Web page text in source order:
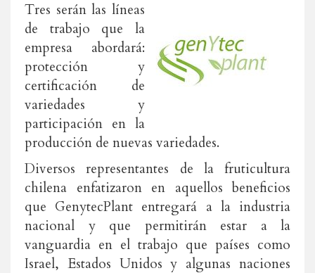
Tres serán las líneas
de trabajo que la
empresa abordará:
protección y
certificación de
variedades y
participación en la
producción de nuevas variedades.
Diversos representantes de la fruticultura
chilena enfatizaron en aquellos beneficios
que GenytecPlant entregará a la industria
nacional y que permitirán estar a la
vanguardia en el trabajo que países como
Israel, Estados Unidos y algunas naciones